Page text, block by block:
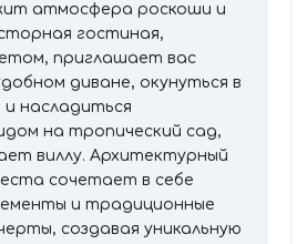
атмосфера роскоши и
гостиная,
приглашает вас
диване, окунуться в
насладиться
на тропический сад,
виллу. Архитектурный
сочетает в себе
и традиционные
создавая уникальную